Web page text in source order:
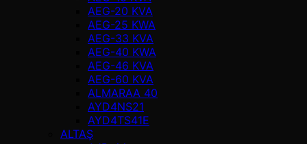
AEG-20 KVA
AEG-25 KWA
AEG-33 KVA
AEG-40 KWA
AEG-46 KVA
AEG-60 KVA
ALMARAA 40
AYD4NS21
AYD4TS41E
ALTAŞ